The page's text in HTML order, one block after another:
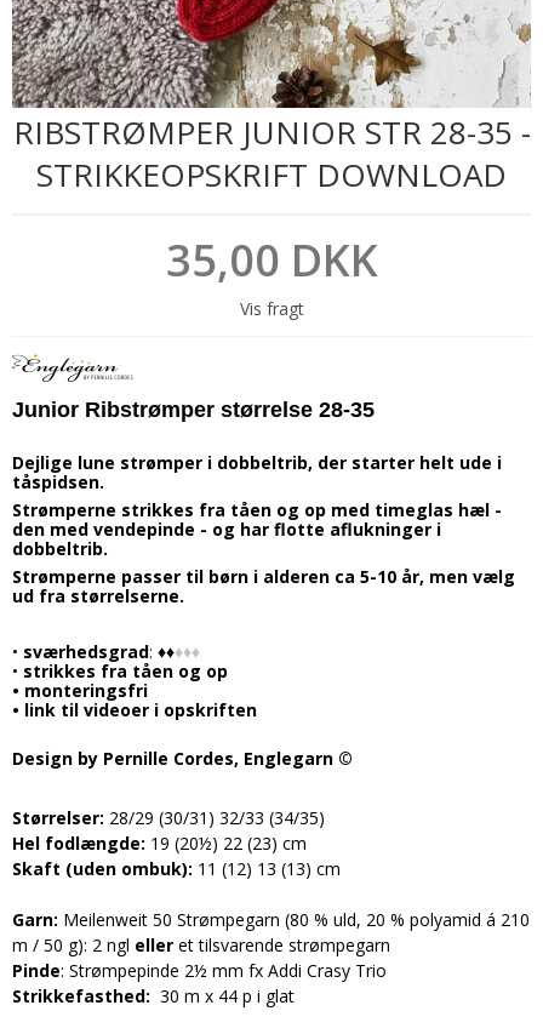
RIBSTRØMPER JUNIOR STR 28-35 -
STRIKKEOPSKRIFT DOWNLOAD
35,00 DKK
Vis fragt
Junior Ribstrømper størrelse 28-35
Dejlige lune strømper i dobbeltrib, der starter helt ude i
tåspidsen.
Strømperne strikkes fra tåen og op med timeglas hæl -
den med vendepinde - og har flotte aflukninger i
dobbeltrib.
Strømperne passer til børn i alderen ca 5-10 år, men vælg
ud fra størrelserne.
• sværhedsgrad: ♦♦♦♦♦
• strikkes fra tåen og op
• monteringsfri
• link til videoer i opskriften
Design by Pernille Cordes, Englegarn ©
Størrelser: 28/29 (30/31) 32/33 (34/35)
Hel fodlængde: 19 (20½) 22 (23) cm
Skaft (uden ombuk): 11 (12) 13 (13) cm
Garn: Meilenweit 50 Strømpegarn (80 % uld, 20 % polyamid á 210
m / 50 g): 2 ngl eller et tilsvarende strømpegarn
Pinde: Strømpepinde 2½ mm fx Addi Crasy Trio
Strikkefasthed: 30 m x 44 p i glat